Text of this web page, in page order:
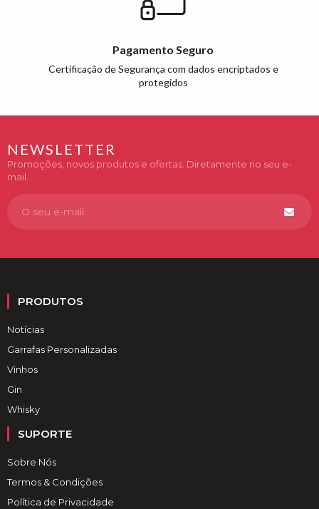
Pagamento Seguro
Certificação de Segurança com dados encriptados e
protegidos
NEWSLETTER
Promoções, novos produtos e ofertas. Diretamente no seu e-
mail.
PRODUTOS
Notícias
Garrafas Personalizadas
Vinhos
Gin
Whisky
SUPORTE
Sobre Nós
Termos & Condições
Política de Privacidade